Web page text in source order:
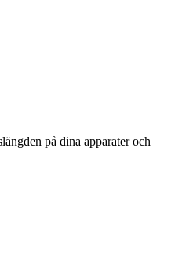
på dina apparater och